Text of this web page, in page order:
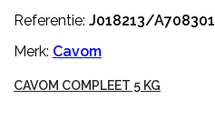
Referentie: J018213/A708301
Merk: Cavom
CAVOM COMPLEET 5 KG